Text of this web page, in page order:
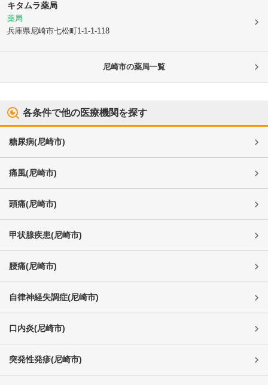
キタムラ薬局
薬局
兵庫県尼崎市七松町1-1-1-118
尼崎市の薬局一覧
各条件で他の医療機関を探す
糖尿病(尼崎市)
痛風(尼崎市)
頭痛(尼崎市)
甲状腺疾患(尼崎市)
腰痛(尼崎市)
自律神経失調症(尼崎市)
口内炎(尼崎市)
突発性発疹(尼崎市)